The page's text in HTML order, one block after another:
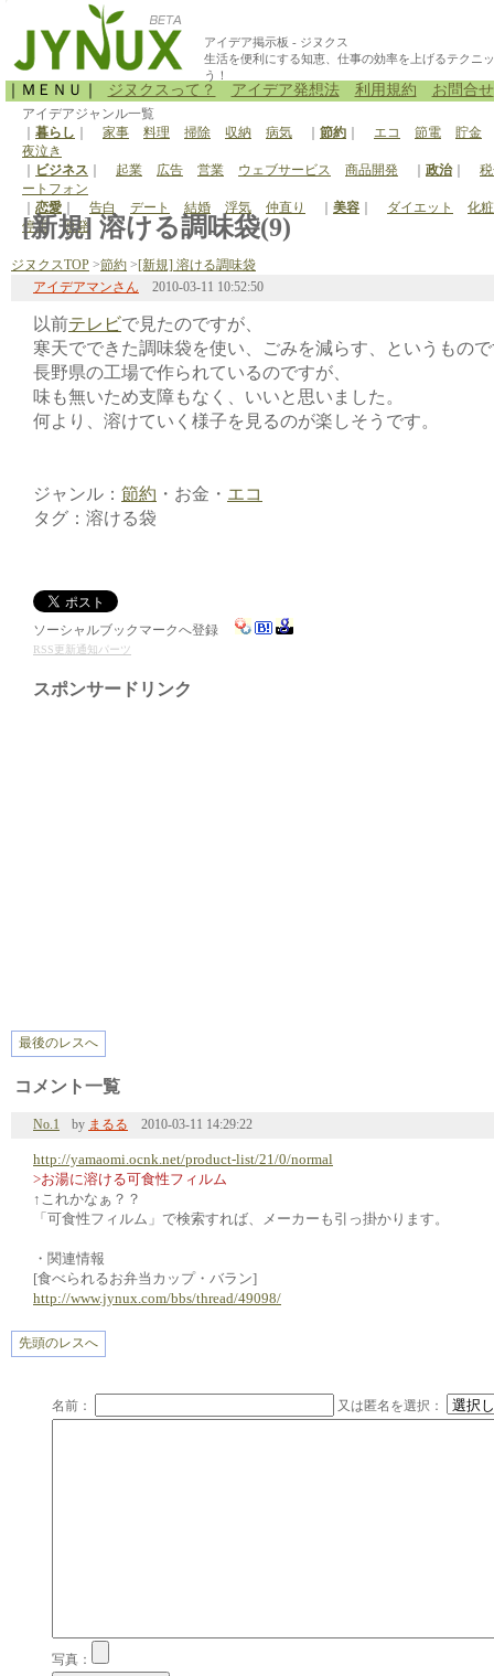
アイデア掲示板 - ジヌクス
生活を便利にする知恵、仕事の効率を上げるテクニ
う！
｜ＭＥＮＵ｜ ジヌクスって？ アイデア発想法 利用規約 お問合せ
アイデアジャンル一覧
暮らし 家事 料理 掃除 収納 病気 節約 エコ 節電
貯金
夜泣き
ビジネス 起業 広告 営業 ウェブサービス 商品開発 政治｜
ートフォン
恋愛 告白 デート 結婚 浮気 仲直り 美容 ダイエット
化
停電
原発
[新規] 溶ける調味袋(9)
ジヌクスTOP >節約 >[新規] 溶ける調味袋
アイデアマンさん 2010-03-11 10:52:50
以前テレビで見たのですが、
寒天でできた調味袋を使い、ごみを減らす、というもの
長野県の工場で作られているのですが、
味も無いため支障もなく、いいと思いました。
何より、溶けていく様子を見るのが楽しそうです。
ジャンル： 節約 ・お金・ エコ
タグ：溶ける袋
ソーシャルブックマークへ登録
RSS更新通知パーツ
スポンサードリンク
最後のレスへ
コメント一覧
No.1 by まるる 2010-03-11 14:29:22
http://yamaomi.ocnk.net/product-list/21/0/normal
>お湯に溶ける可食性フィルム
↑これかなぁ？？
「可食性フィルム」で検索すれば、メーカーも引っ掛かります。
・関連情報
[食べられるお弁当カップ・バラン]
http://www.jynux.com/bbs/thread/49098/
先頭のレスへ
名前： 又は匿名を選択：
写真：